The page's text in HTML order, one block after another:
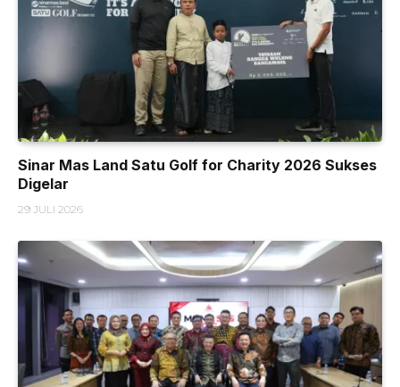
Sinar Mas Land Satu Golf for Charity 2026 Sukses
Digelar
29 JULI 2026